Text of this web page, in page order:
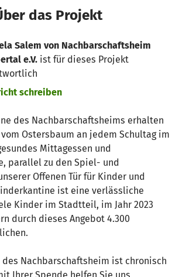
das Projekt
Salem von Nachbarschaftsheim
e.V. ist für dieses Projekt
schreiben
des Nachbarschaftsheims erhalten
Ostersbaum an jedem Schultag im
Mittagessen und
parallel zu den Spiel- und
Offenen Tür für Kinder und
ist eine verlässliche
Kinder im Stadtteil, im Jahr 2023
durch dieses Angebot 4.300
Nachbarschaftsheim ist chronisch